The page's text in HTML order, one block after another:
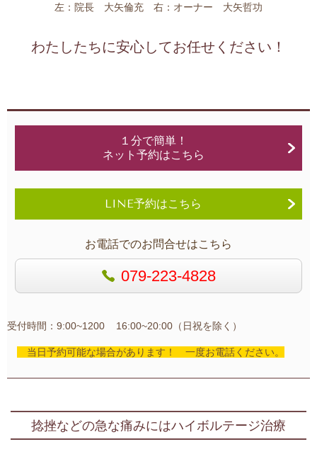
左：院長 大矢倫充 右：オーナー 大矢哲功
わたしたちに安心してお任せください！
１分で簡単！
ネット予約はこちら
LINE予約はこちら
お電話でのお問合せはこちら
079-223-4828
受付時間：9:00~1200 16:00~20:00（日祝を除く）
当日予約可能な場合があります！ 一度お電話ください。
捻挫などの急な痛みにはハイボルテージ治療